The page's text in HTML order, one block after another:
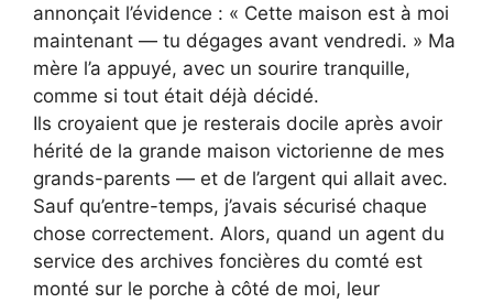
annonçait l’évidence : « Cette maison est à moi
maintenant — tu dégages avant vendredi. » Ma
mère l’a appuyé, avec un sourire tranquille,
comme si tout était déjà décidé.
Ils croyaient que je resterais docile après avoir
hérité de la grande maison victorienne de mes
grands-parents — et de l’argent qui allait avec.
Sauf qu’entre-temps, j’avais sécurisé chaque
chose correctement. Alors, quand un agent du
service des archives foncières du comté est
monté sur le porche à côté de moi, leur